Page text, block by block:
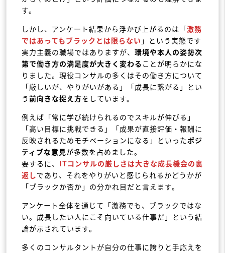
す。
しかし、アンケート結果から浮かび上がるのは「激務
ではあってもブラックとは限らない 」という実態です
実力主義の職場ではありますが、 環境や本人の姿勢次
第で働き方の満足度が大きく変わる ことが明らかにな
りました。現役コンサルの多くはその働き方について
「厳しいが、やりがいがある」「成長に繋がる」とい
う前向きな捉え方をしています。
例えば「常に学び続けられるのでスキルが伸びる」
「高い目標に挑戦できる」「成果が直接評価・報酬に
反映されるためモチベーションになる」といったポジ
ティブな意見が多数を占めました。
要するに、 ITコンサルの厳しさは大きな成長機会の裏
返しであり、それをやりがいと感じられるかどうかが
「ブラックか否か」の分かれ目だと言えます。
アンケート全体を通じて「激務でも、ブラックではな
い。成長したい人にこそ向いている仕事だ」という結
論が示されています。
多くのコンサルタントが自分の仕事に誇りと手応えを